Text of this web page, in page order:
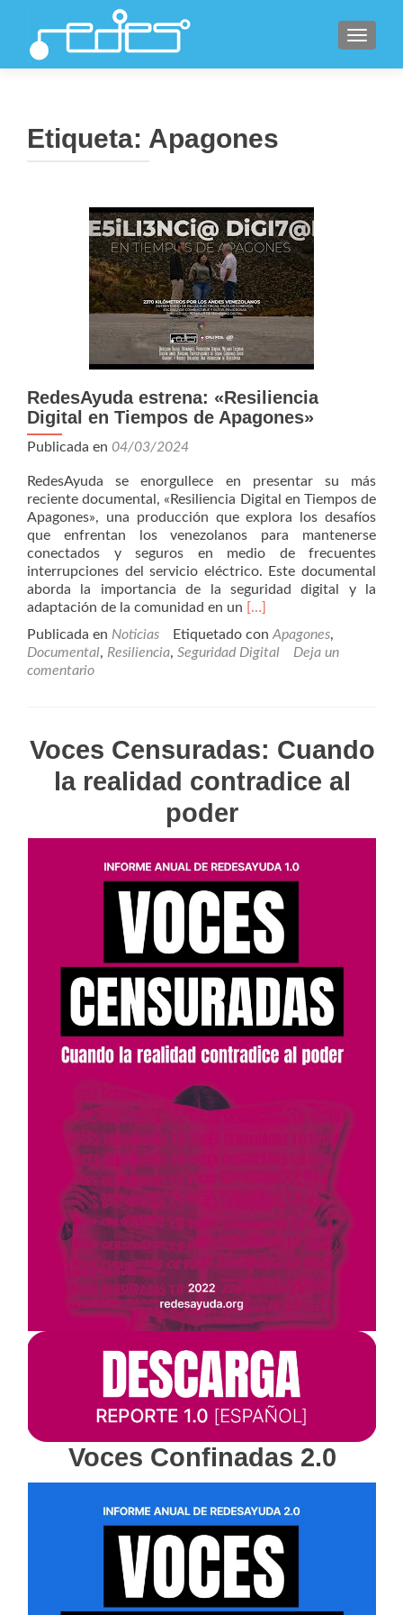
Etiqueta: Apagones
RedesAyuda estrena: «Resiliencia
Digital en Tiempos de Apagones»
Publicada en 04/03/2024
RedesAyuda se enorgullece en presentar su más
reciente documental, «Resiliencia Digital en Tiempos de
Apagones», una producción que explora los desafíos
que enfrentan los venezolanos para mantenerse
conectados y seguros en medio de frecuentes
interrupciones del servicio eléctrico. Este documental
aborda la importancia de la seguridad digital y la
adaptación de la comunidad en un Leer
estrena:
«Resiliencia
Apagones»
[…]
Publicada en Noticias Etiquetado con Apagones,
Documental, Resiliencia, Seguridad Digital
Deja un
comentario
Voces Censuradas: Cuando
la realidad contradice al
poder
Voces Confinadas 2.0